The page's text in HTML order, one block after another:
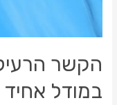
הקשר
במודל אחיד